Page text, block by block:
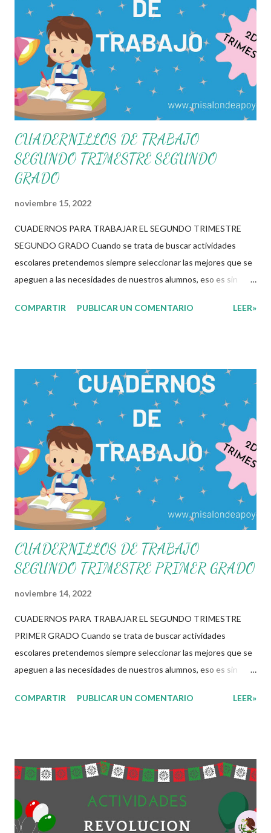
ciclo escolar, dicho archivo cuenta con diferentes actividades
específicamente diseñadas para atender y lograr los
aprendizajes esperados de cada tema de las diferentes
asignaturas del grado correspondiente. Si bien estos materiales
solo son una opción mas a las diferentes estrategias y
herramientas que cada docente cuenta, recordemos que
ustedes tie...
CUADERNILLOS DE TRABAJO
SEGUNDO TRIMESTRE SEGUNDO
GRADO
noviembre 15, 2022
CUADERNOS PARA TRABAJAR EL SEGUNDO TRIMESTRE
SEGUNDO GRADO Cuando se trata de buscar actividades
escolares pretendemos siempre seleccionar las mejores que se
apeguen a las necesidades de nuestros alumnos, eso es sin
tiene que pasar para poder brindar una educación de calidad. Los
por eso que en esta ocasión les compartimos los siguientes
cuadernos para trabajar el segundo trimestre de este presente
ciclo escolar, dicho archivo cuenta con diferentes actividades
específicamente diseñadas para atender y lograr los
aprendizajes esperados de cada tema de las diferentes
asignaturas del grado correspondiente. Si bien estos materiales
solo son una opción mas a las diferentes estrategias y
herramientas que cada docente cuenta, recordemos que
ustedes ti...
COMPARTIR PUBLICAR UN COMENTARIO LEER»
CUADERNILLOS DE TRABAJO
SEGUNDO TRIMESTRE PRIMER GRADO
noviembre 14, 2022
CUADERNOS PARA TRABAJAR EL SEGUNDO TRIMESTRE
PRIMER GRADO Cuando se trata de buscar actividades
escolares pretendemos siempre seleccionar las mejores que se
apeguen a las necesidades de nuestros alumnos, eso es sin
tiene que pasar para poder brindar una educación de calidad. Los
por eso que en esta ocasión les compartimos los siguientes
ciclo escolar, dicho archivo cuenta con diferentes actividades
específicamente diseñadas para atender y lograr los
COMPARTIR PUBLICAR UN COMENTARIO LEER»